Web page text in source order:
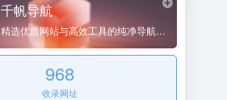
千帆导航
精选优质网站与高效工具的纯净导航平台
968
收录网址